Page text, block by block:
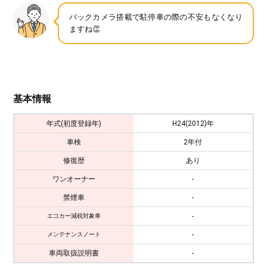
バックカメラ搭載で駐停車の際の不安もなくなり
ますね👏
基本情報
年式(初度登録年) H24(2012)年
車検 2年付
修復歴 あり
ワンオーナー -
禁煙車 -
エコカー減税対象車 -
メンテナンスノート -
車両取扱説明書 -